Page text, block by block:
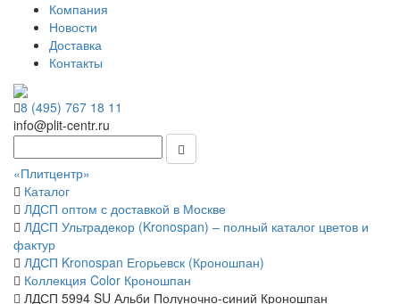
Компания
Новости
Доставка
Контакты
8 (495) 767 18 11
info@plit-centr.ru
«Плитцентр»
Каталог
ЛДСП оптом с доставкой в Москве
ЛДСП Ультрадекор (Kronospan) – полный каталог цветов и
фактур
ЛДСП Kronospan Егорьевск (Кроношпан)
Коллекция Color Кроношпан
ЛДСП 5994 SU Альби Полуночно-синий Кроношпан